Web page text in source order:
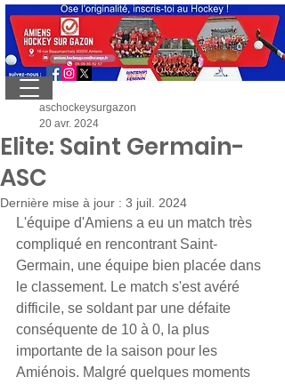
Elite: Saint Germain-
ASC
aschockeysurgazon
20 avr. 2024
Dernière mise à jour : 3 juil. 2024
L'équipe d'Amiens a eu un match très
compliqué en rencontrant Saint-
Germain, une équipe bien placée dans
le classement. Le match s'est avéré
difficile, se soldant par une défaite
conséquente de 10 à 0, la plus
importante de la saison pour les
Amiénois. Malgré quelques moments